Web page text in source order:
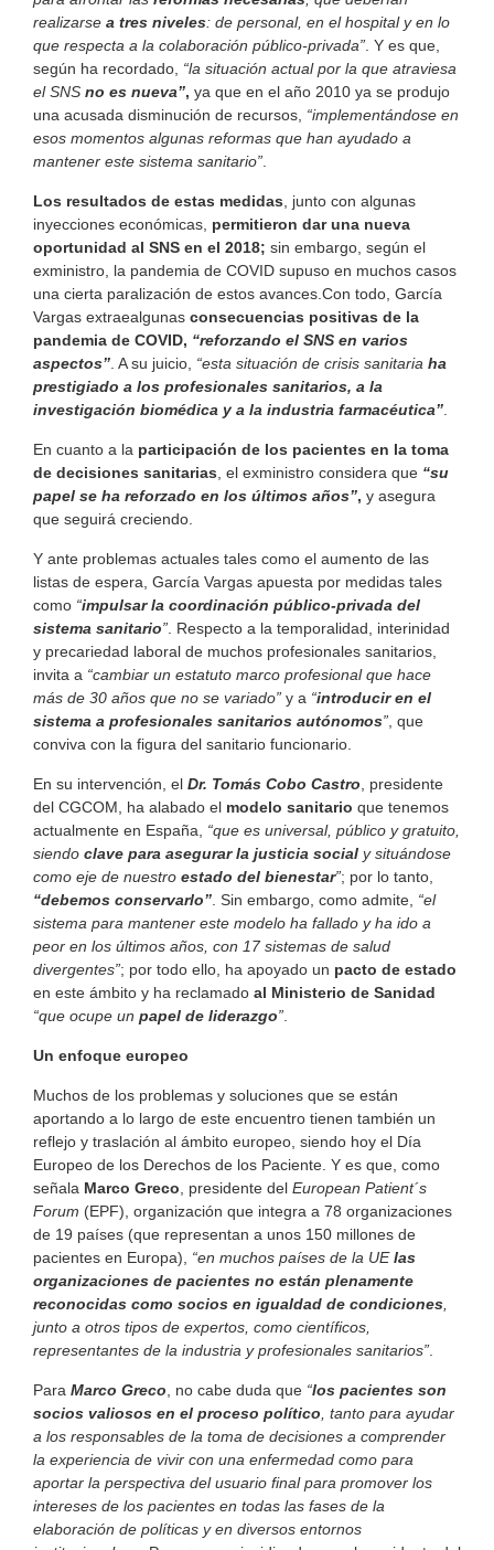
realizarse a tres niveles: de personal, en el hospital y en lo
que respecta a la colaboración público-privada” . Y es que,
según ha recordado, “la situación actual por la que atraviesa
el SNS no es nueva”, ya que en el año 2010 ya se produjo
una acusada disminución de recursos, “implementándose en
esos momentos algunas reformas que han ayudado a
mantener este sistema sanitario”
Los resultados de estas medidas , junto con algunas
inyecciones económicas, permitieron dar una nueva
oportunidad al SNS en el 2018; sin embargo, según el
exministro, la pandemia de COVID supuso en muchos casos
una cierta paralización de estos avances.Con todo, García
Vargas extraealgunas consecuencias positivas de la
pandemia de COVID, “reforzando el SNS en varios
aspectos” . A su juicio, “esta situación de crisis sanitaria ha
prestigiado a los profesionales sanitarios, a la
investigación biomédica y a la industria farmacéutica”
En cuanto a la participación de los pacientes en la toma
de decisiones sanitarias , el exministro considera que “su
papel se ha reforzado en los últimos años”, y asegura
que seguirá creciendo.
Y ante problemas actuales tales como el aumento de las
listas de espera, García Vargas apuesta por medidas tales
como “impulsar la coordinación público-privada del
sistema sanitario” . Respecto a la temporalidad, interinidad
y precariedad laboral de muchos profesionales sanitarios,
invita a “cambiar un estatuto marco profesional que hace
más de 30 años que no se variado” y a “introducir en el
sistema a profesionales sanitarios autónomos” , que
conviva con la figura del sanitario funcionario.
En su intervención, el Dr. Tomás Cobo Castro , presidente
del CGCOM, ha alabado el modelo sanitario que tenemos
actualmente en España, “que es universal, público y gratuito,
siendo clave para asegurar la justicia social y situándose
como eje de nuestro estado del bienestar”; por lo tanto,
“debemos conservarlo” . Sin embargo, como admite, “el
sistema para mantener este modelo ha fallado y ha ido a
peor en los últimos años, con 17 sistemas de salud
divergentes”; por todo ello, ha apoyado un pacto de estado
en este ámbito y ha reclamado al Ministerio de Sanidad
“que ocupe un papel de liderazgo”
Un enfoque europeo
Muchos de los problemas y soluciones que se están
aportando a lo largo de este encuentro tienen también un
reflejo y traslación al ámbito europeo, siendo hoy el Día
Europeo de los Derechos de los Paciente. Y es que, como
señala Marco Greco , presidente del European Patient´s
Forum (EPF), organización que integra a 78 organizaciones
de 19 países (que representan a unos 150 millones de
pacientes en Europa),
“en muchos países de la UElas
organizaciones de pacientes no están plenamente
reconocidas como socios en igualdad de condiciones
junto a otros tipos de expertos, como científicos,
representantes de la industria y profesionales sanitarios”
Para Marco Greco , no cabe duda que “los pacientes son
socios valiosos en el proceso político , tanto para ayudar
a los responsables de la toma de decisiones a comprender
la experiencia de vivir con una enfermedad como para
aportar la perspectiva del usuario final para promover los
intereses de los pacientes en todas las fases de la
elaboración de políticas y en diversos entornos